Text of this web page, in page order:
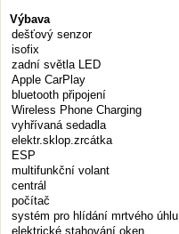
Výbava
dešťový senzor
isofix
zadní světla LED
Apple CarPlay
bluetooth připojení
Wireless Phone Charging
vyhřívaná sedadla
elektr.sklop.zrcátka
ESP
multifunkční volant
centrál
počítač
systém pro hlídání mrtvého úhlu
elektrické stahování oken